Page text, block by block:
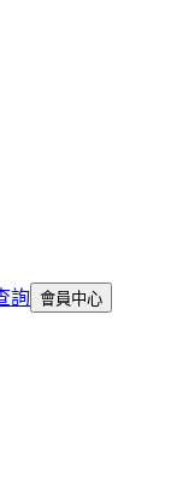
詢 會員中心